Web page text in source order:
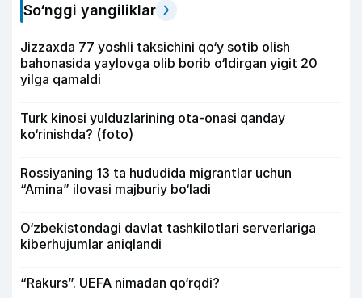
So‘nggi yangiliklar
Jizzaxda 77 yoshli taksichini qo‘y sotib olish
bahonasida yaylovga olib borib o‘ldirgan yigit 20
yilga qamaldi
Turk kinosi yulduzlarining ota-onasi qanday
ko‘rinishda? (foto)
Rossiyaning 13 ta hududida migrantlar uchun
“Amina” ilovasi majburiy bo‘ladi
O‘zbekistondagi davlat tashkilotlari serverlariga
kiberhujumlar aniqlandi
“Rakurs”. UEFA nimadan qo‘rqdi?